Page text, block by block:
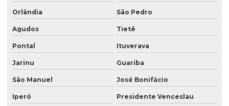
Orlândia São Pedro
Agudos Tietê
Pontal Ituverava
Jarinu Guariba
São Manuel José Bonifácio
Iperó Presidente Venceslau